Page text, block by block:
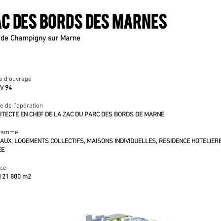
Des bords des marnes
Champigny sur Marne
d'ouvrage
94
de l'opération
EN CHEF DE LA ZAC DU PARC DES BORDS DE MARNE
LOGEMENTS COLLECTIFS, MAISONS INDIVIDUELLES, RESIDENCE
21 800 m2